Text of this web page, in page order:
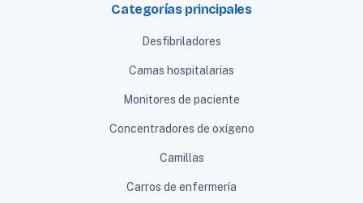
Categorías principales
Desfibriladores
Camas hospitalarias
Monitores de paciente
Concentradores de oxígeno
Camillas
Carros de enfermería